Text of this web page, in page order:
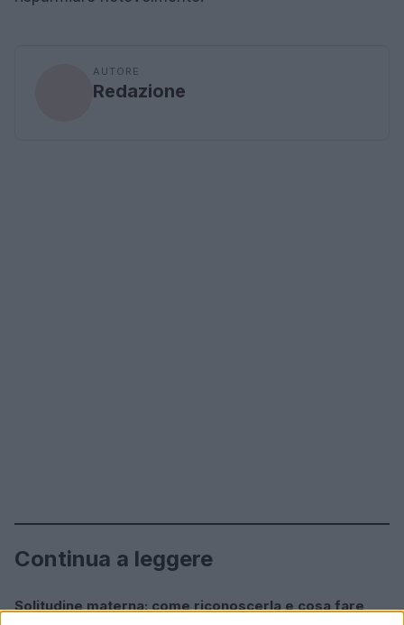
AUTORE
Redazione
Continua a leggere
CONSIGLI PER LE MAMME
Solitudine materna: come riconoscerla e cosa fare